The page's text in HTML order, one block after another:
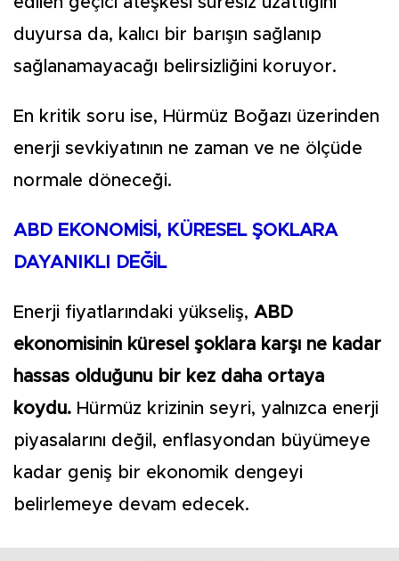
duyursa da, kalıcı bir barışın sağlanıp
sağlanamayacağı belirsizliğini koruyor.
En kritik soru ise, Hürmüz Boğazı üzerinden
enerji sevkiyatının ne zaman ve ne ölçüde
normale döneceği.
ABD EKONOMİSİ, KÜRESEL ŞOKLARA
DAYANIKLI DEĞİL
Enerji fiyatlarındaki yükseliş, ABD
ekonomisinin küresel şoklara karşı ne kadar
hassas olduğunu bir kez daha ortaya
koydu. Hürmüz krizinin seyri, yalnızca enerji
piyasalarını değil, enflasyondan büyümeye
kadar geniş bir ekonomik dengeyi
belirlemeye devam edecek.